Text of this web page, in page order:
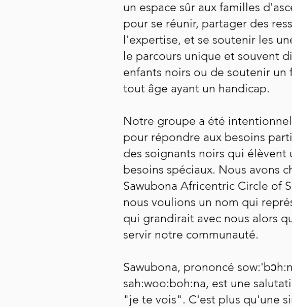
un espace sûr aux familles
pour se réunir, partager des
l'expertise, et se soutenir les
le parcours unique et souvent
enfants noirs ou de soutenir
tout âge ayant un handicap.
Notre groupe a été
pour répondre aux besoins
des soignants noirs qui élèvent
besoins spéciaux. Nous avons
Sawubona Africentric Circle of
nous voulions un nom qui
qui grandirait avec nous alors
servir notre communauté.
Sawubona, prononcé
sah:woo:boh:na, est une
"je te vois". C'est plus qu'une